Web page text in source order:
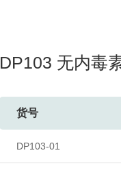
DP103 无内毒
货号
DP103-01